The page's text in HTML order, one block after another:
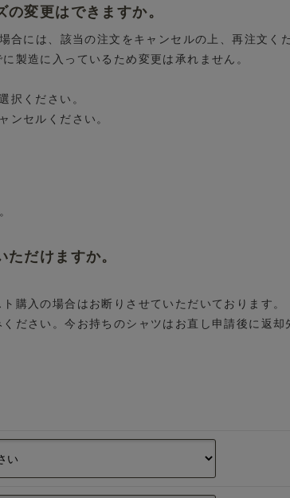
変更はできますか。
合には、該当の注文をキャンセルの上、再注文く
製造に入っているため変更は承れません。
択ください。
ンセルください。
だけますか。
購入の場合はお断りさせていただいております。
ださい。今お持ちのシャツはお直し申請後に返